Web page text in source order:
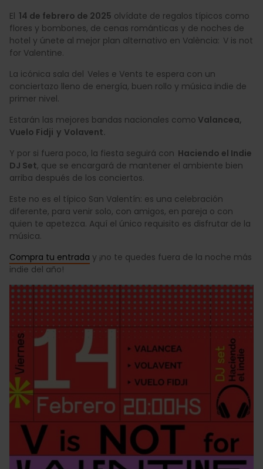
El 14 de febrero de 2025 olvídate de regalos típicos como
flores y bombones, de cenas románticas y de noches de
hotel y únete al mejor plan alternativo en València: V is not
for Valentine.
La icónica sala del Veles e Vents te espera con un
conciertazo lleno de energía, buen rollo y música indie de
primer nivel.
Estarán las mejores bandas nacionales como Valancea,
Vuelo Fidji y Volavent.
Y por si fuera poco, la fiesta seguirá con Haciendo el Indie
DJ Set, que se encargará de mantener el ambiente bien
arriba después de los conciertos.
Este no es el típico San Valentín: es una celebración
diferente, para venir solo, con amigos, en pareja o con
quien te apetezca. Aquí el único requisito es disfrutar de la
música.
Compra tu entrada y ¡no te quedes fuera de la noche más
indie del año!